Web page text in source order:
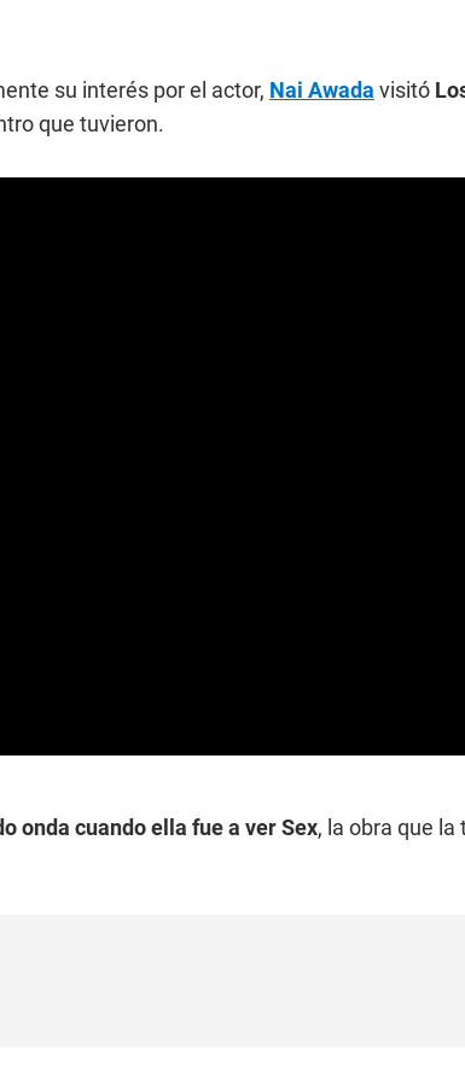
su interés por el actor, Nai Awada visitó
que tuvieron.
onda cuando ella fue a ver Sex, la obra que